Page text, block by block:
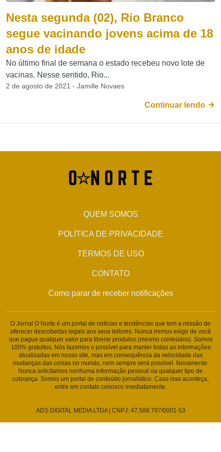
Nesta segunda (02), Rio Branco
segue vacinando jovens acima de 18
anos de idade
No último final de semana o estado recebeu novo lote de
vacinas. Nesse sentido, Rio...
2 de agosto de 2021 - Jamille Novaes
Continuar lendo
QUEM SOMOS
POLÍTICA DE PRIVACIDADE
TERMOS DE USO
CONTATO
Como parar de receber notificações
O Jornal O Norte é um portal de notícias e tendências que tem a missão de
oferecer descobertas legais aos seus leitores. Nunca iremos exigir de você
que pague qualquer valor para liberar produtos (mesmo conteúdos). Somos
100% gratuitos. Nós fazemos o possível para manter todas as informações
atualizadas em nosso site, mas em consequência da velocidade das
mudanças das coisas no mundo, nem sempre será possível. Novamente:
Nunca solicitamos nenhuma informação pessoal ou qualquer tipo de
cobrança. Somos um portal de conteúdo jornalístico. Caso isso aconteça,
entre em contato conosco imediatamente.
ADS DIGITAL MEDIA LTDA | CNPJ: 47.588.797/0001-53